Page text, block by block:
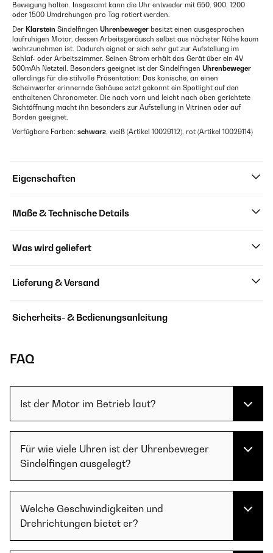
Bewegung halten. Insgesamt kann die Uhr entweder mit 650, 900, 1200
oder 1500 Umdrehungen pro Tag rotiert werden.
Der Klarstein Sindelfingen Uhrenbeweger besitzt einen ausgesprochen
laufruhigen Motor, dessen Arbeitsgeräusch selbst aus nächster Nähe kaum
wahrzunehmen ist. Dadurch eignet er sich sehr gut zur Aufstellung im
Schlaf- oder Arbeitszimmer. Seinen Strom erhält das Gerät über ein 4V
500mAh Netzteil. Besonders geeignet ist der Sindelfingen Uhrenbeweger
allerdings für die stilvolle Präsentation: Das konische, an einen
Scheinwerfer erinnernde Gehäuse setzt gekonnt ein Spotlight auf den
enthaltenen Chronometer. Die nach vorn und leicht nach oben gerichtete
Sichtöffnung macht ihn besonders zur Aufstellung in Vitrinen oder auf
Borden geeignet.
Verfügbare Farben: schwarz, weiß (Artikel 10029112), rot (Artikel 10029114)
Eigenschaften
Maße & Technische Details
Was wird geliefert
Lieferung & Versand
Sicherheits- & Bedienungsanleitung
FAQ
Ist der Motor im Betrieb laut?
Für wie viele Uhren ist der Uhrenbeweger
Sindelfingen ausgelegt?
Welche Geschwindigkeiten und
Drehrichtungen bietet er?